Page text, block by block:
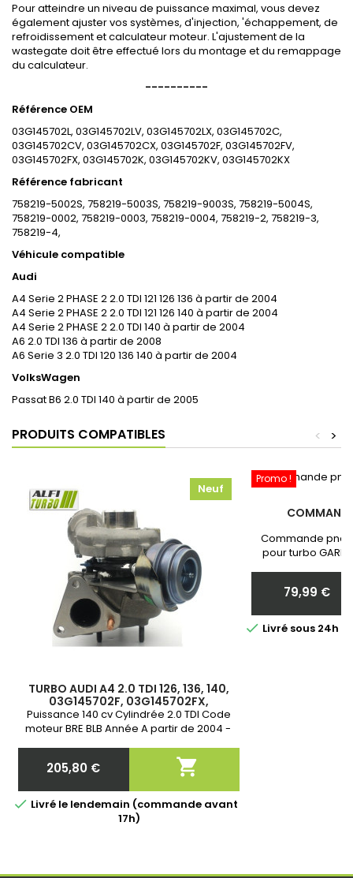
Pour atteindre un niveau de puissance maximal, vous devez
également ajuster vos systèmes, d'injection, 'échappement, de
refroidissement et calculateur moteur. L'ajustement de la
wastegate doit être effectué lors du montage et du remappage
du calculateur.
----------
Référence OEM
03G145702L, 03G145702LV, 03G145702LX, 03G145702C,
03G145702CV, 03G145702CX, 03G145702F, 03G145702FV,
03G145702FX, 03G145702K, 03G145702KV, 03G145702KX
Référence fabricant
758219-5002S, 758219-5003S, 758219-9003S, 758219-5004S,
758219-0002, 758219-0003, 758219-0004, 758219-2, 758219-3,
758219-4,
Véhicule compatible
Audi
A4 Serie 2 PHASE 2 2.0 TDI 121 126 136 à partir de 2004
A4 Serie 2 PHASE 2 2.0 TDI 121 126 140 à partir de 2004
A4 Serie 2 PHASE 2 2.0 TDI 140 à partir de 2004
A6 2.0 TDI 136 à partir de 2008
A6 Serie 3 2.0 TDI 120 136 140 à partir de 2004
VolksWagen
Passat B6 2.0 TDI 140 à partir de 2005
PRODUITS COMPATIBLES >
<
Neuf
TURBO AUDI A4 2.0 TDI 126, 136, 140,
03G145702F, 03G145702FX,
03G145702FV, 03G145702K, 758219-
0003, 758219-3,
Puissance 140 cv Cylindrée 2.0 TDI Code
moteur BRE BLB Année A partir de 2004 -
Prix
205,80 € 
 Livré le lendemain (commande avant
17h)
Promo !
Commande
pour turbo
Prix
79,99 €
 Livré sous 24h